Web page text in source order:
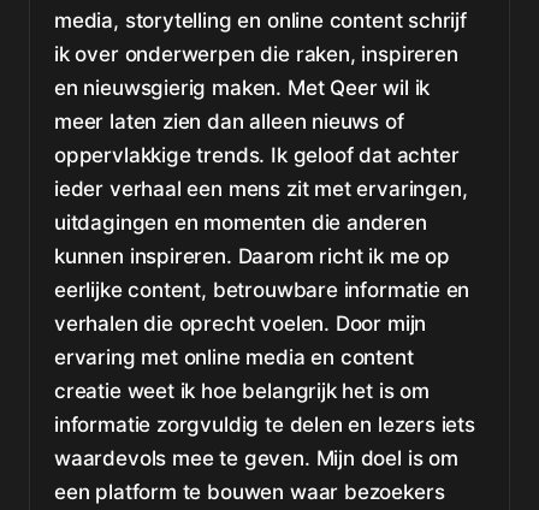
media, storytelling en online content schrijf
ik over onderwerpen die raken, inspireren
en nieuwsgierig maken. Met Qeer wil ik
meer laten zien dan alleen nieuws of
oppervlakkige trends. Ik geloof dat achter
ieder verhaal een mens zit met ervaringen,
uitdagingen en momenten die anderen
kunnen inspireren. Daarom richt ik me op
eerlijke content, betrouwbare informatie en
verhalen die oprecht voelen. Door mijn
ervaring met online media en content
creatie weet ik hoe belangrijk het is om
informatie zorgvuldig te delen en lezers iets
waardevols mee te geven. Mijn doel is om
een platform te bouwen waar bezoekers